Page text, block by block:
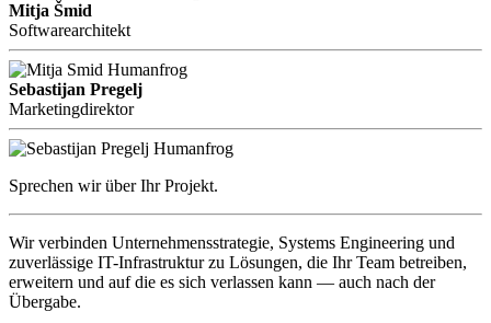
Mitja Šmid
Softwarearchitekt
Sebastijan Pregelj
Marketingdirektor
Sprechen wir über Ihr Projekt.
Wir verbinden Unternehmensstrategie, Systems Engineering und
zuverlässige IT-Infrastruktur zu Lösungen, die Ihr Team betreiben,
erweitern und auf die es sich verlassen kann — auch nach der
Übergabe.